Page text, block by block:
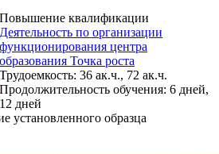
Повышение квалификации
Деятельность по организации
функционирования центра
образования Точка роста
Трудоемкость: 36 ак.ч., 72 ак.ч.
Продолжительность обучения: 6 дней,
12 дней
установленного образца